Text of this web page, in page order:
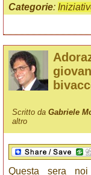
Categorie:
Scritto daGabriele
altro
Questa sera